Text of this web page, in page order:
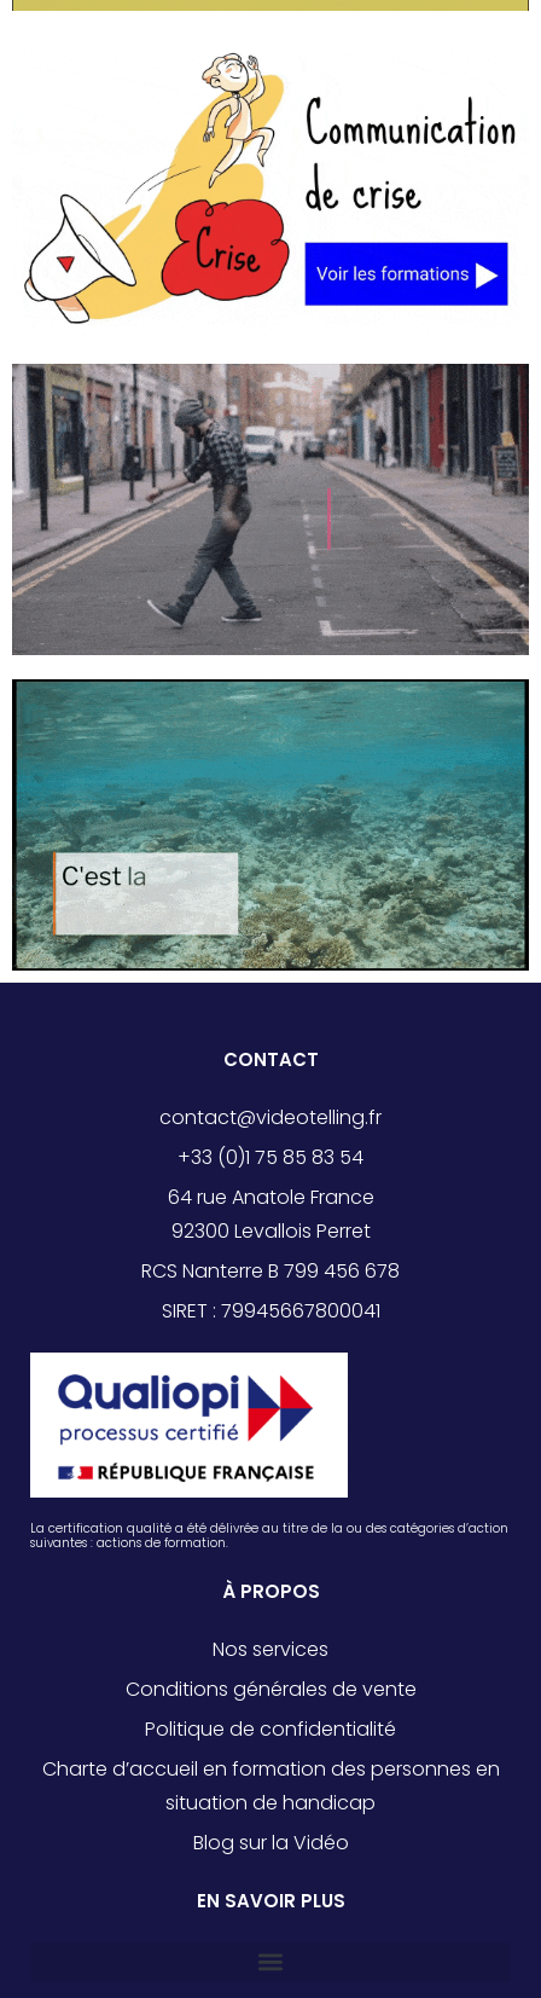
CONTACT
contact@videotelling.fr
+33 (0)1 75 85 83 54
64 rue Anatole France
92300 Levallois Perret
RCS Nanterre B 799 456 678
SIRET : 79945667800041
La certification qualité a été délivrée au titre de la ou des catégories d’action
suivantes : actions de formation.
À PROPOS
Nos services
Conditions générales de vente
Politique de confidentialité
Charte d’accueil en formation des personnes en
situation de handicap
Blog sur la Vidéo
EN SAVOIR PLUS